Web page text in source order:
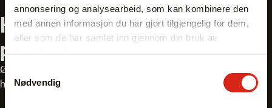
annonsering og analysearbeid, som kan kombinere den
med annen informasjon du har gjort tilgjengelig for dem,
eller som de har samlet inn gjennom din bruk av
Samtykkevalg
Nødvendig
Har du spørsmål om våre
produkter?
Ønsker du hjelp til å finne riktig utstyr? Våre salgsteknikere
har mange års erfaring og er eksperter innen bransjen.